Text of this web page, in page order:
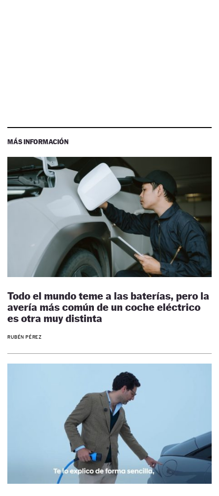
MÁS INFORMACIÓN
Todo el mundo teme a las baterías, pero la
avería más común de un coche eléctrico
es otra muy distinta
RUBÉN PÉREZ